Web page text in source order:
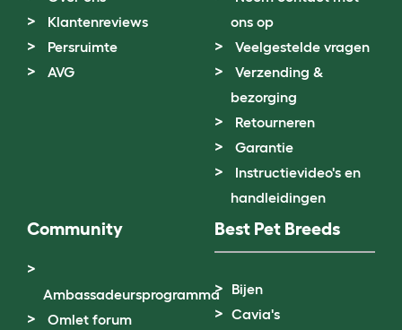
Klantenreviews
Persruimte
AVG
ons op
Veelgestelde vragen
Verzending &
bezorging
Retourneren
Garantie
Instructievideo's en
handleidingen
Community
Ambassadeursprogramma
Omlet forum
Best Pet Breeds
Bijen
Cavia's